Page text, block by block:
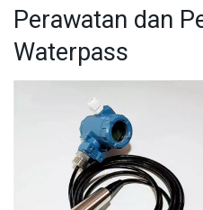
Perawatan dan
Waterpass